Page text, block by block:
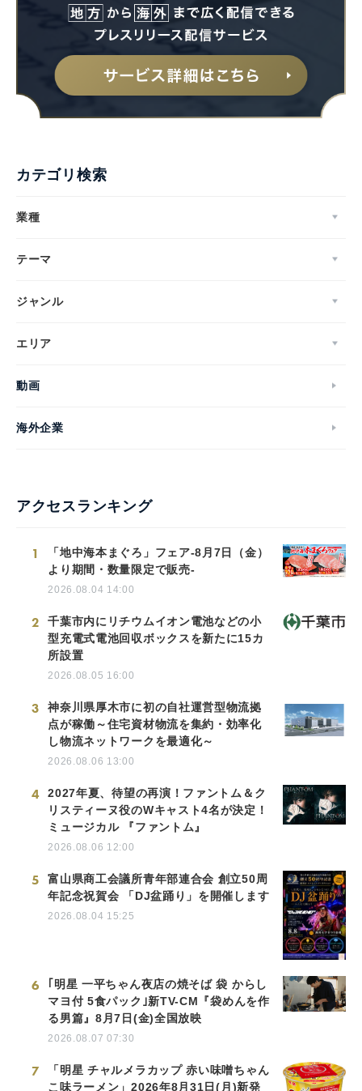
カテゴリ検索
業種
テーマ
ジャンル
エリア
動画
海外企業
アクセスランキング
1
「地中海本まぐろ」フェア-8月7日（金）
より期間・数量限定で販売-
2026.08.04 14:00
2
千葉市内にリチウムイオン電池などの小
型充電式電池回収ボックスを新たに15カ
所設置
2026.08.05 16:00
3
神奈川県厚木市に初の自社運営型物流拠
点が稼働～住宅資材物流を集約・効率化
し物流ネットワークを最適化～
2026.08.06 13:00
4
2027年夏、待望の再演！ファントム＆ク
リスティーヌ役のWキャスト4名が決定！
ミュージカル 『ファントム』
2026.08.06 12:00
5
富山県商工会議所青年部連合会 創立50周
年記念祝賀会 「DJ盆踊り」を開催します
2026.08.04 15:25
6
｢明星 一平ちゃん夜店の焼そば 袋 からし
マヨ付 5食パック｣新TV-CM『袋めんを作
る男篇』8月7日(金)全国放映
2026.08.07 07:30
7
「明星 チャルメラカップ 赤い味噌ちゃん
こ味ラーメン」2026年8月31日(月)新発